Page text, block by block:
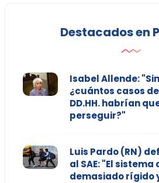
Destacados en
Isabel Allende:
¿cuántos casos
DD.HH. habrían
perseguir?"
Luis Pardo (RN)
al SAE: "El
demasiado rígido